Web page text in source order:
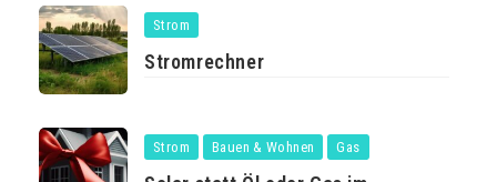
Strom
Stromrechner
Strom Bauen & Wohnen Gas